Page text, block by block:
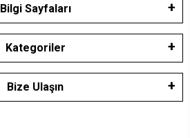
Bilgi Sayfaları
Kategoriler
Bize Ulaşın